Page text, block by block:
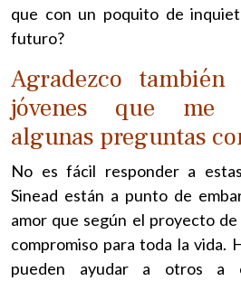
que con un poquito de
futuro?
Agradezco
jóvenes que me
algunas preguntas
No es fácil responder a
Sinead están a punto de
amor que según el proyecto
compromiso para toda la vida.
pueden ayudar a otros a